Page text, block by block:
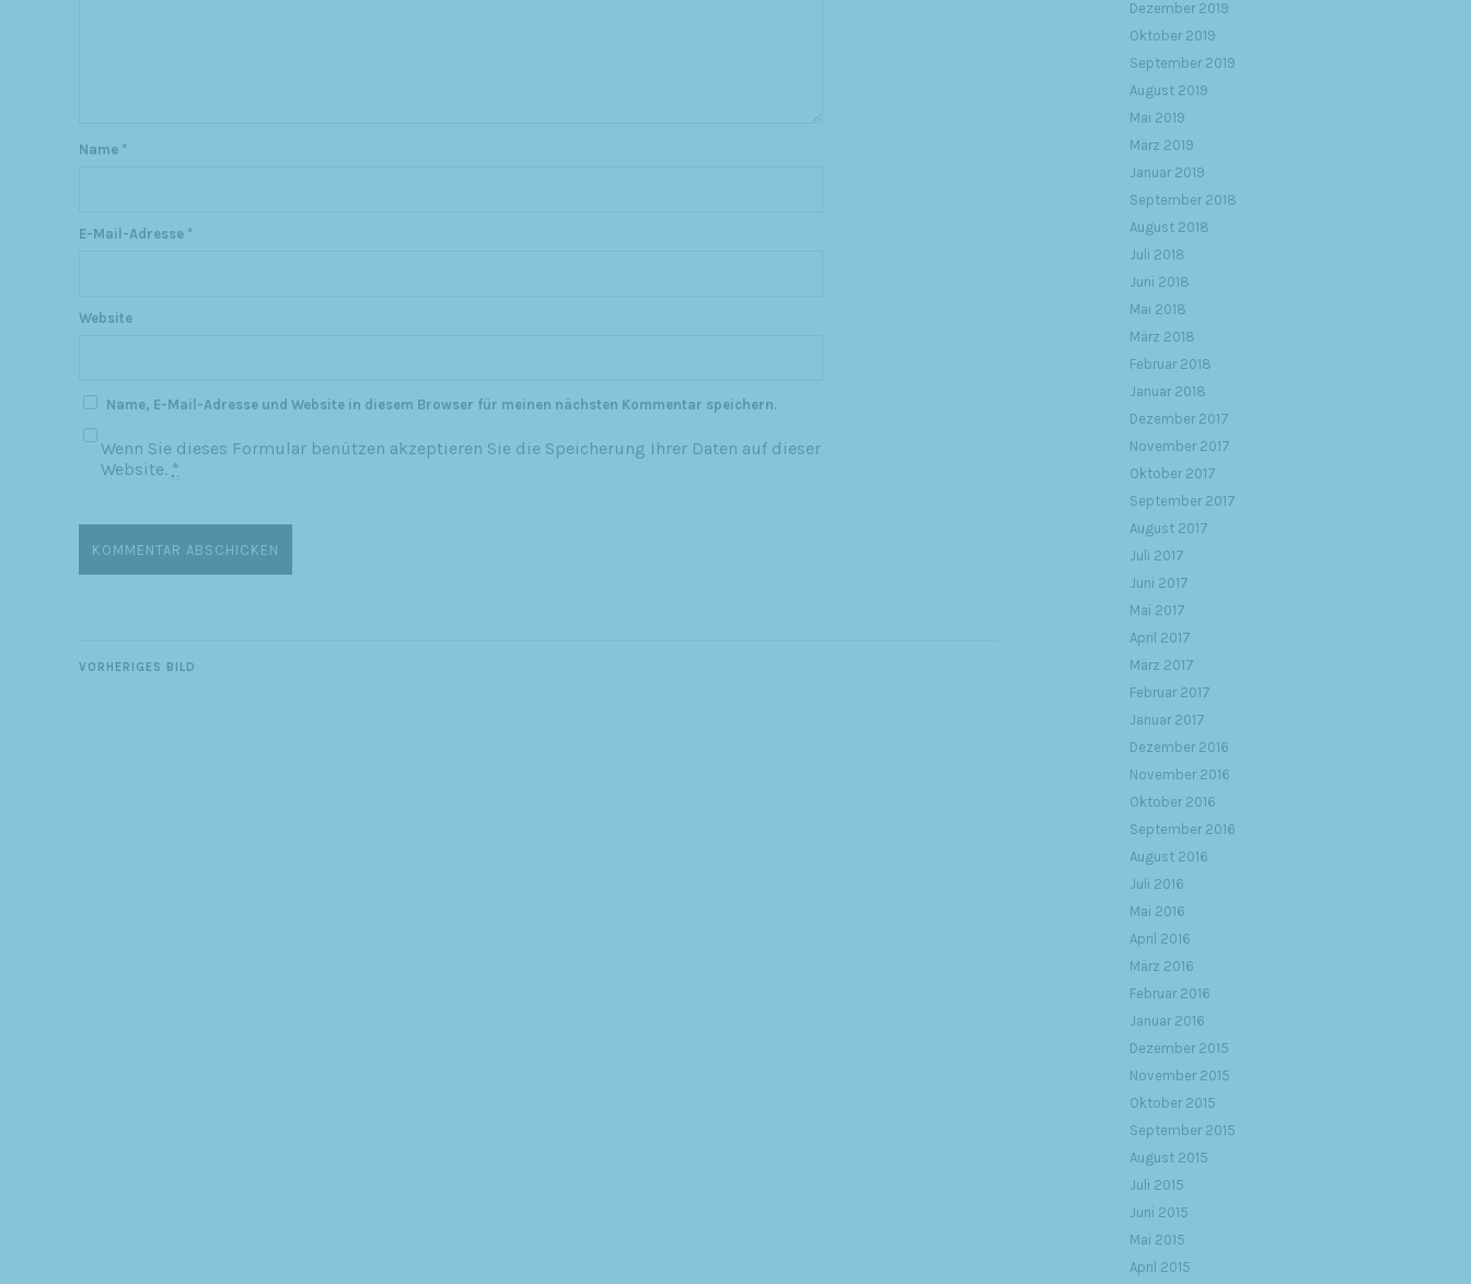
Name *
E-Mail-Adresse *
Website
Name, E-Mail-Adresse und Website in diesem Browser für meinen nächsten Kommentar speichern.
Wenn Sie dieses Formular benützen akzeptieren Sie die Speicherung Ihrer Daten auf dieser
Website. *
VORHERIGES BILD
Dezember 2019
Oktober 2019
September 2019
August 2019
Mai 2019
März 2019
Januar 2019
September 2018
August 2018
Juli 2018
Juni 2018
Mai 2018
März 2018
Februar 2018
Januar 2018
Dezember 2017
November 2017
Oktober 2017
September 2017
August 2017
Juli 2017
Juni 2017
Mai 2017
April 2017
März 2017
Februar 2017
Januar 2017
Dezember 2016
November 2016
Oktober 2016
September 2016
August 2016
Juli 2016
Mai 2016
April 2016
März 2016
Februar 2016
Januar 2016
Dezember 2015
November 2015
Oktober 2015
September 2015
August 2015
Juli 2015
Juni 2015
Mai 2015
April 2015